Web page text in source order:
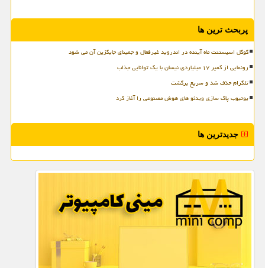
پربحث ترین ها
گوگل اسیستنت ماه آینده در اندروید غیرفعال و جمینای جایگزین آن می شود
رونمایی از کمپر ۱۷ میلیاردی نیسان با یک توانایی جذاب
تلگرام حذف شد و سریع برگشت
یوتیوب پاک سازی ویدئو های هوش مصنوعی را آغاز کرد
جدیدترین ها